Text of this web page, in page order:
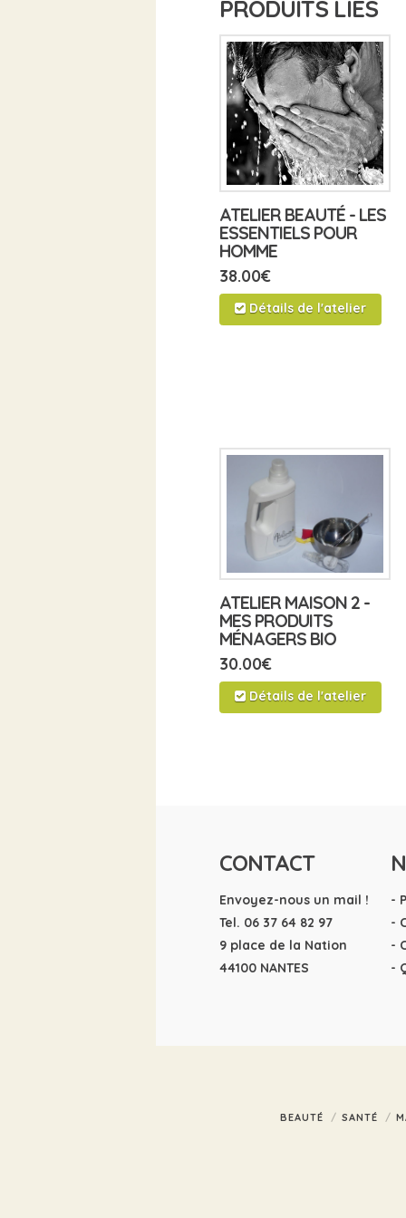
PRODUITS LIÉS
ATELIER BEAUTÉ - LES
ESSENTIELS POUR
HOMME
38.00€
Détails de l'atelier
ATELIER MAISON 2 -
MES PRODUITS
MÉNAGERS BIO
30.00€
Détails de l'atelier
CONTACT
Envoyez-nous un mail !
Tel. 06 37 64 82 97
9 place de la Nation
44100 NANTES
-
-
-
-
BEAUTÉ SANTÉ